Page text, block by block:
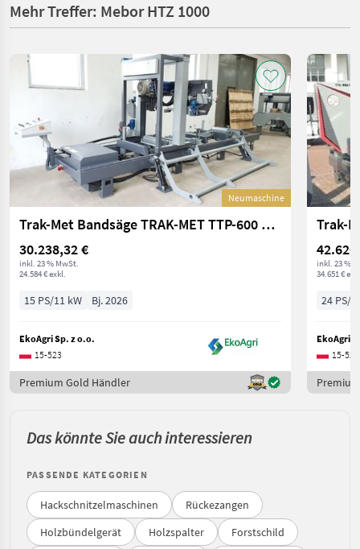
Mehr Treffer: Mebor HTZ 1000
Neumaschine
Trak-Met Bandsäge TRAK-MET TTP-600 PREMIUM, 11kW
30.238,32 €
inkl. 23 % MwSt.
24.584 € exkl.
15 PS/11 kW Bj. 2026
EkoAgri Sp. z o.o.
15-523
Premium Gold Händler
inkl. 23 %
34.651 €
24 PS/
EkoAgri
15-523
Das könnte Sie auch interessieren
PASSENDE KATEGORIEN
Hackschnitzelmaschinen
Rückezangen
Holzbündelgerät
Holzspalter
Forstschild